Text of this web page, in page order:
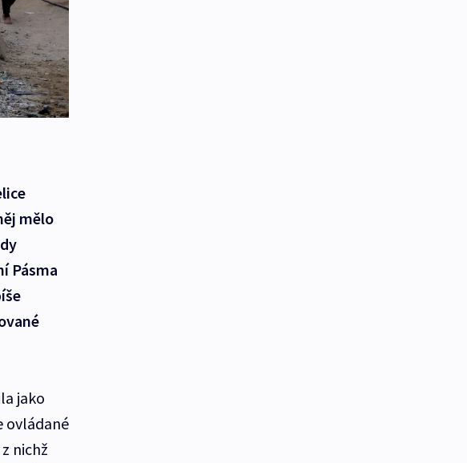
mělo
Pásma
jako
ovládané
nichž